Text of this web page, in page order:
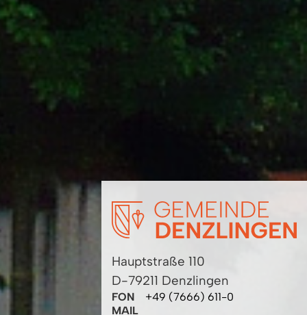
Hauptstraße 110
D-79211 Denzlingen
FON
+49 (7666) 611-0
MAIL